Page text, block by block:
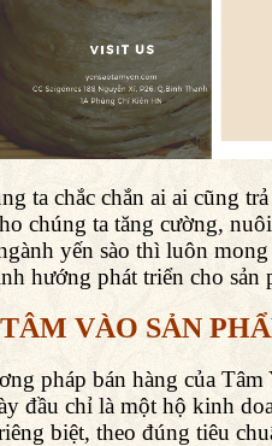
chắc chắn ai ai cũng
chúng ta tăng cường,
yến sào thì luôn
hướng phát triển cho sản
VÀO SẢN
pháp bán hàng của
đầu chỉ là một hộ kinh
biệt, theo đúng tiêu